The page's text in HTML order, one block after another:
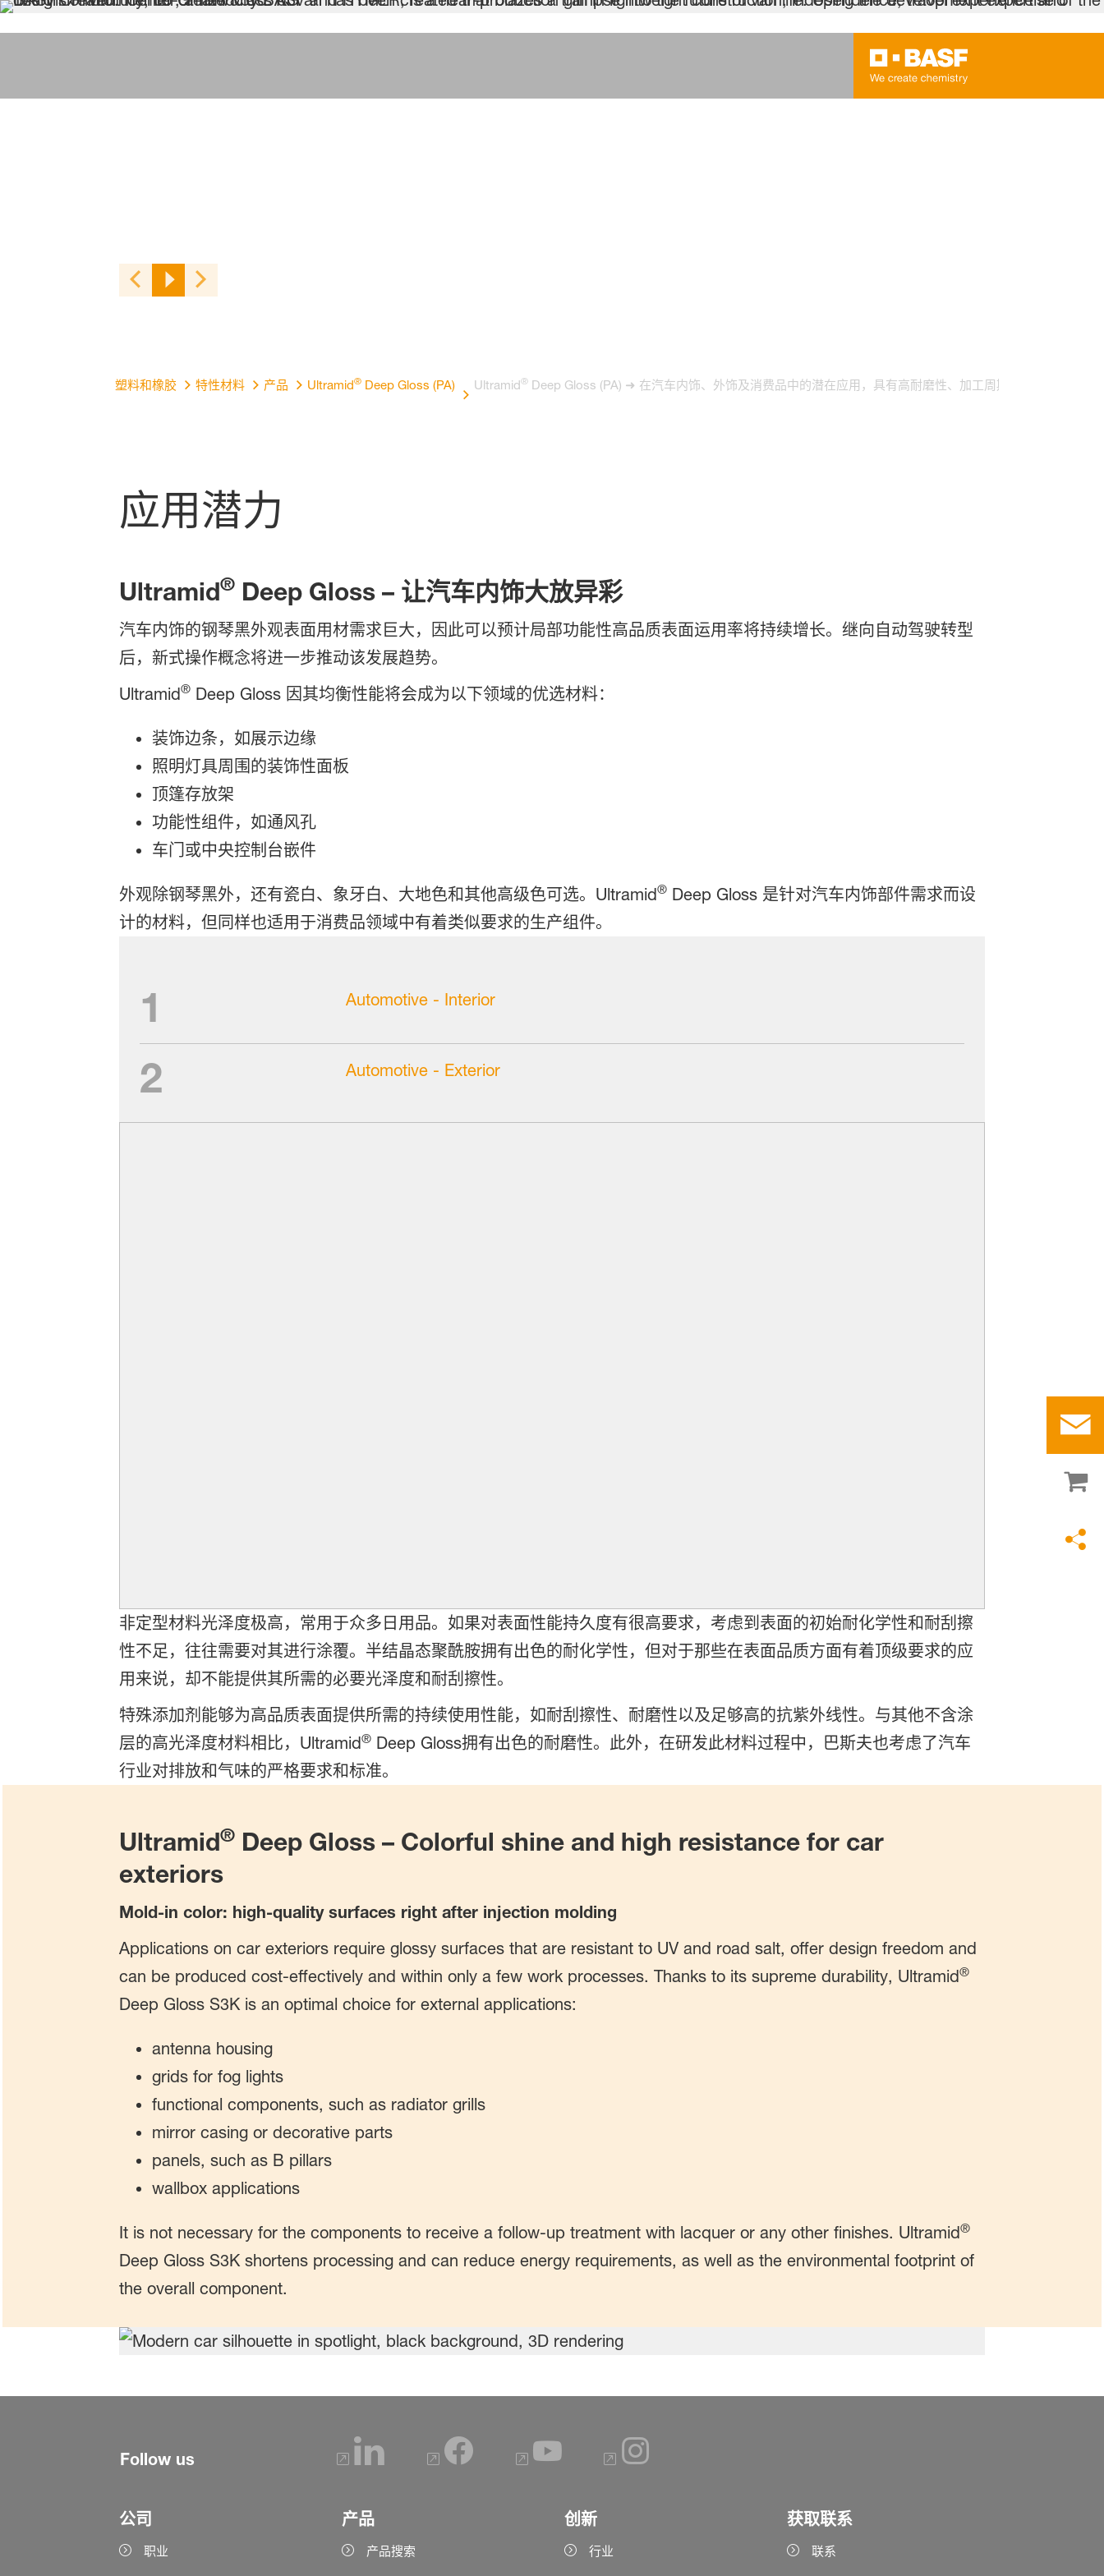
塑料和橡胶 特性材料 产品 Ultramid®Deep Gloss (PA) Ultramid®Deep Gloss (PA) ➜ 在汽车内饰、外饰及消费品中的潜在应用，具有高耐磨性、加工周期短及更低环境足
应用潜力
Ultramid®Deep Gloss – 让汽车内饰大放异彩
汽车内饰的钢琴黑外观表面用材需求巨大，因此可以预计局部功能性高品质表面运用率将持续增长。继向自动驾驶转型
后，新式操作概念将进一步推动该发展趋势。
Ultramid®Deep Gloss 因其均衡性能将会成为以下领域的优选材料：
装饰边条，如展示边缘
照明灯具周围的装饰性面板
顶篷存放架
功能性组件，如通风孔
车门或中央控制台嵌件
外观除钢琴黑外，还有瓷白、象牙白、大地色和其他高级色可选。Ultramid®Deep Gloss 是针对汽车内饰部件需求而设
计的材料，但同样也适用于消费品领域中有着类似要求的生产组件。
1 Automotive - Interior
2 Automotive - Exterior
非定型材料光泽度极高，常用于众多日用品。如果对表面性能持久度有很高要求，考虑到表面的初始耐化学性和耐刮擦
性不足，往往需要对其进行涂覆。半结晶态聚酰胺拥有出色的耐化学性，但对于那些在表面品质方面有着顶级要求的应
用来说，却不能提供其所需的必要光泽度和耐刮擦性。
特殊添加剂能够为高品质表面提供所需的持续使用性能，如耐刮擦性、耐磨性以及足够高的抗紫外线性。与其他不含涂
层的高光泽度材料相比，Ultramid®Deep Gloss拥有出色的耐磨性。此外，在研发此材料过程中，巴斯夫也考虑了汽车
行业对排放和气味的严格要求和标准。
Ultramid®Deep Gloss – Colorful shine and high resistance for car
exteriors
Mold-in color: high-quality surfaces right after injection molding
Applications on car exteriors require glossy surfaces that are resistant to UV and road salt, offer design freedom and
can be produced cost-effectively and within only a few work processes. Thanks to its supreme durability, Ultramid®
Deep Gloss S3K is an optimal choice for external applications:
antenna housing
grids for fog lights
functional components, such as radiator grills
mirror casing or decorative parts
panels, such as B pillars
wallbox applications
It is not necessary for the components to receive a follow-up treatment with lacquer or any other finishes. Ultramid®
Deep Gloss S3K shortens processing and can reduce energy requirements, as well as the environmental footprint of
the overall component.
Follow us
公司
职业
产品
产品搜索
创新
行业
获取联系
联系